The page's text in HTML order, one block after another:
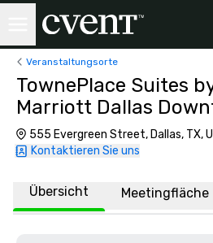
Veranstaltungsorte
TownePlace Suites
Marriott Dallas
555 Evergreen Street, Dallas, TX,
Kontaktieren Sie uns
Übersicht Meetingfläche